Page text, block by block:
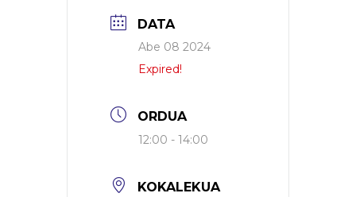
DATA
Abe 08 2024
Expired!
ORDUA
12:00 - 14:00
KOKALEKUA